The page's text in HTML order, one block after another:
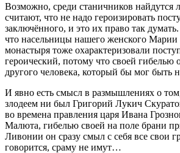
Возможно, среди станичников найдутся
считают, что не надо героизировать
заключённого, и это их право так думать.
что насельницы нашего женского Марии
монастыря тоже охарактеризовали
героический, потому что своей гибелью
другого человека, который бы мог быть
И явно есть смысл в размышлениях о
злодеем ни был Григорий Лукич
во времена правления царя Ивана
Малюта, гибелью своей на поле брани
Ливонии он сразу смыл с себя все свои
говорится, сраму не имут…